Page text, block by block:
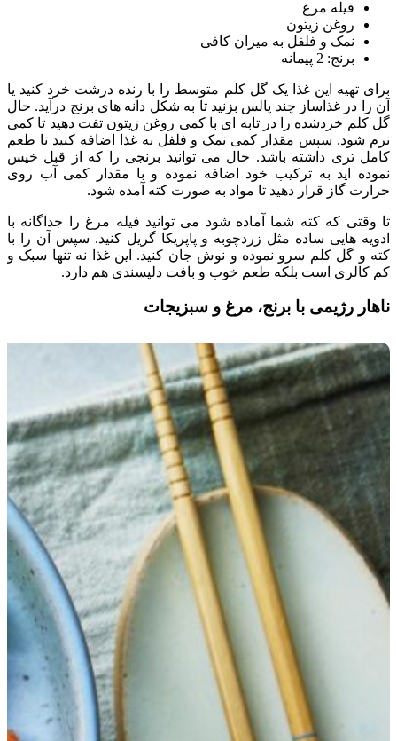
فیله مرغ
روغن زیتون
نمک و فلفل به میزان کافی
برنج: 2 پیمانه
برای تهیه این غذا یک گل کلم متوسط را با رنده درشت خرد کنید یا
آن را در غذاساز چند پالس بزنید تا به شکل دانه های برنج درآید. حال
گل کلم خردشده را در تابه ای با کمی روغن زیتون تفت دهید تا کمی
نرم شود. سپس مقدار کمی نمک و فلفل به غذا اضافه کنید تا طعم
کامل تری داشته باشد. حال می توانید برنجی را که از قبل خیس
نموده اید به ترکیب خود اضافه نموده و با مقدار کمی آب روی
حرارت گاز قرار دهید تا مواد به صورت کته آمده شود.
تا وقتی که کته شما آماده شود می توانید فیله مرغ را جداگانه با
ادویه هایی ساده مثل زردچوبه و پاپریکا گریل کنید. سپس آن را با
کته و گل کلم سرو نموده و نوش جان کنید. این غذا نه تنها سبک و
کم کالری است بلکه طعم خوب و بافت دلپسندی هم دارد.
ناهار رژیمی با برنج، مرغ و سبزیجات